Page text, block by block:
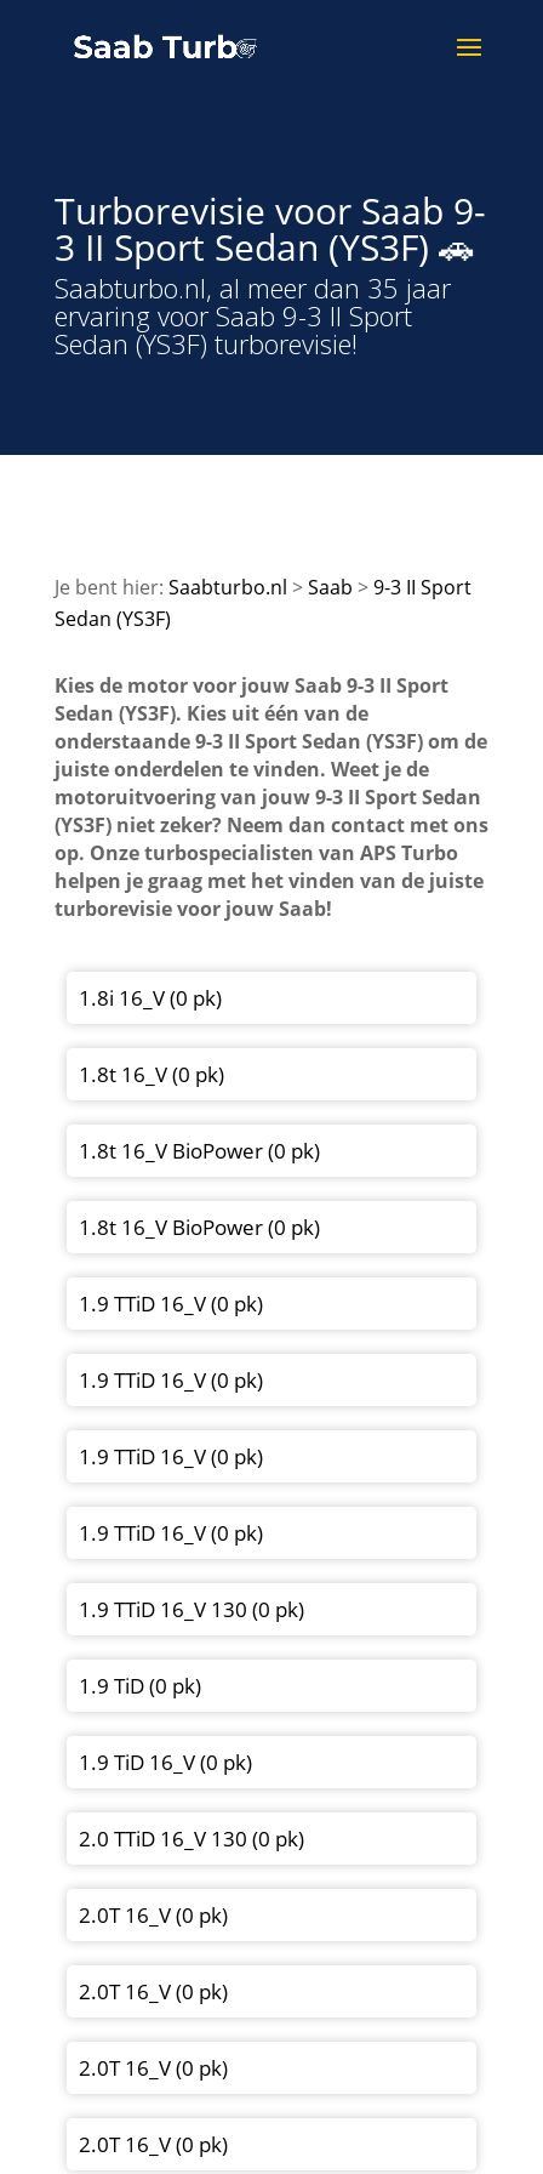
Turborevisie voor Saab 9-
3 II Sport Sedan (YS3F) 🚗
Saabturbo.nl, al meer dan 35 jaar
ervaring voor Saab 9-3 II Sport
Sedan (YS3F) turborevisie!
Saabturbo.nl Saab
9-3 II Sport
Sedan (YS3F)
Kies de motor voor jouw Saab 9-3 II Sport
Sedan (YS3F). Kies uit één van de
onderstaande 9-3 II Sport Sedan (YS3F) om de
juiste onderdelen te vinden. Weet je de
motoruitvoering van jouw 9-3 II Sport Sedan
(YS3F) niet zeker? Neem dan contact met ons
op. Onze turbospecialisten van APS Turbo
helpen je graag met het vinden van de juiste
turborevisie voor jouw Saab!
1.8i 16_V (0 pk)
1.8t 16_V (0 pk)
1.8t 16_V BioPower (0 pk)
1.8t 16_V BioPower (0 pk)
1.9 TTiD 16_V (0 pk)
1.9 TTiD 16_V (0 pk)
1.9 TTiD 16_V (0 pk)
1.9 TTiD 16_V (0 pk)
1.9 TTiD 16_V 130 (0 pk)
1.9 TiD (0 pk)
1.9 TiD 16_V (0 pk)
2.0 TTiD 16_V 130 (0 pk)
2.0T 16_V (0 pk)
2.0T 16_V (0 pk)
2.0T 16_V (0 pk)
2.0T 16_V (0 pk)